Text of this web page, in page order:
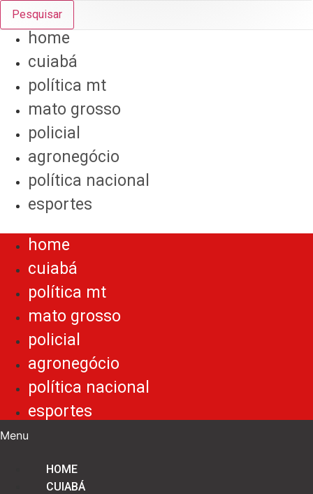
Pesquisar
home
cuiabá
política mt
mato grosso
policial
agronegócio
política nacional
esportes
home
cuiabá
política mt
mato grosso
policial
agronegócio
política nacional
esportes
Menu
HOME
CUIABÁ